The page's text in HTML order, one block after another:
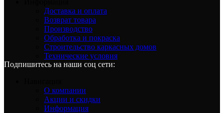
Доставка и оплата
Возврат товара
Производство
Обработка и покраска
Строительство каркасных домов
Технические условия
Подпишитесь на наши соц сети:
О компании
Акции и скидки
Информация